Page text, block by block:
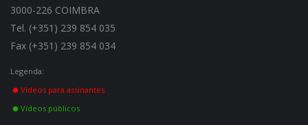
3000-226 COIMBRA
Tel. (+351) 239 854 035
Fax (+351) 239 854 034
Legenda:
Vídeos para assinantes
Vídeos públicos